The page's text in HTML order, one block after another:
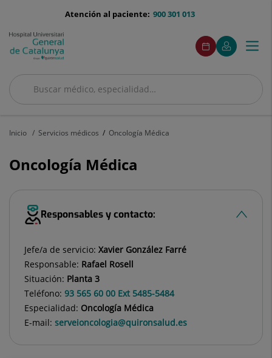
menu-
900 301 013
Atención al paciente:
Buscar
Buscar
menuAcceso
Pedir
cita
Este
enlace
se
en
Mi
Quirónsalud
Este
enlace
se
en
ventana
Menú
Inicio Servicios médicos Oncología Médica
Oncología Médica
Responsables y contacto:
Jefe/a de servicio: Xavier González Farré
Responsable: Rafael Rosell
Situación: Planta 3
Teléfono: 93 565 60 00 Ext 5485-5484
Especialidad: Oncología Médica
E-mail: serveioncologia@quironsalud.es